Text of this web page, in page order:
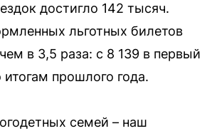
достигло 142 тысяч.
льготных билетов
в 3,5 раза: с 8 139 в первый
итогам прошлого года.
семей – наш